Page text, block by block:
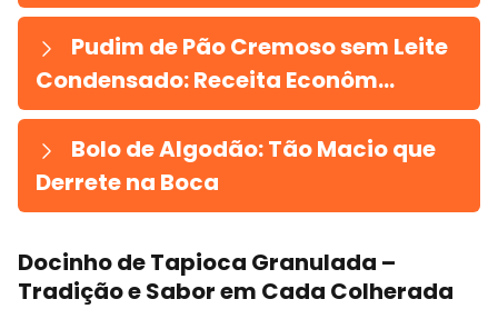
Pudim de Pão Cremoso sem Leite
Condensado: Receita Econôm...
Bolo de Algodão: Tão Macio que
Derrete na Boca
Docinho de Tapioca Granulada –
Tradição e Sabor em Cada Colherada